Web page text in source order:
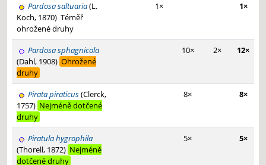
Pardosa saltuaria(L.
Koch, 1870) Téměř
ohrožené druhy
1× 1×
Pardosa sphagnicola
(Dahl, 1908) Ohrožené
druhy
10× 2× 12×
Pirata piraticus(Clerck,
1757) Nejméně dotčené
druhy
8× 8×
Piratula hygrophila
(Thorell, 1872) Nejméně
dotčené druhy
5× 5×